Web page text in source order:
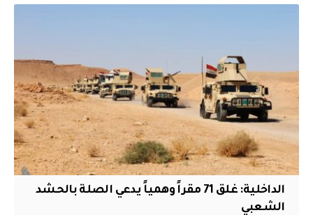
الداخلية: غلق 71 مقراً وهمياً يدعي الصلة بالحشد
الشعبي